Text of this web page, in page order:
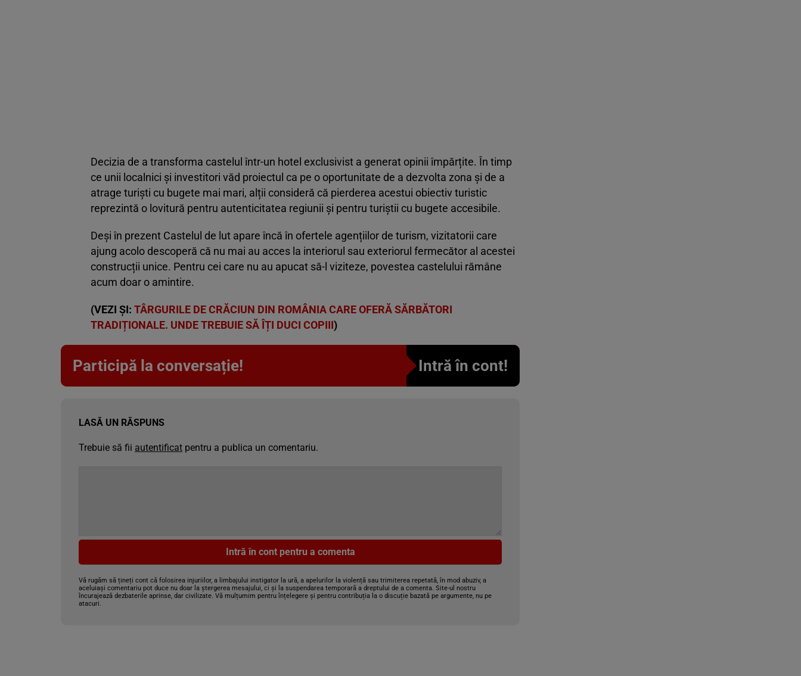
Decizia de a transforma castelul într-un hotel exclusivist a generat opinii împărțite. În timp
ce unii localnici și investitori văd proiectul ca pe o oportunitate de a dezvolta zona și de a
atrage turiști cu bugete mai mari, alții consideră că pierderea acestui obiectiv turistic
reprezintă o lovitură pentru autenticitatea regiunii și pentru turiștii cu bugete accesibile.
Deși în prezent Castelul de lut apare încă în ofertele agențiilor de turism, vizitatorii care
ajung acolo descoperă că nu mai au acces la interiorul sau exteriorul fermecător al acestei
construcții unice. Pentru cei care nu au apucat să-l viziteze, povestea castelului rămâne
acum doar o amintire.
(VEZI ȘI: TÂRGURILE DE CRĂCIUN DIN ROMÂNIA CARE OFERĂ SĂRBĂTORI
TRADIȚIONALE. UNDE TREBUIE SĂ ÎȚI DUCI COPIII)
Participă la conversație! Intră în cont!
LASĂ UN RĂSPUNS
Trebuie să fii autentificat pentru a publica un comentariu.
Intră în cont pentru a comenta
Vă rugăm să țineți cont că folosirea injuriilor, a limbajului instigator la ură, a apelurilor la violență sau trimiterea repetată, în mod abuziv, a
aceluiași comentariu pot duce nu doar la ștergerea mesajului, ci și la suspendarea temporară a dreptului de a comenta. Site-ul nostru
încurajează dezbaterile aprinse, dar civilizate. Vă mulțumim pentru înțelegere și pentru contribuția la o discuție bazată pe argumente, nu pe
atacuri.